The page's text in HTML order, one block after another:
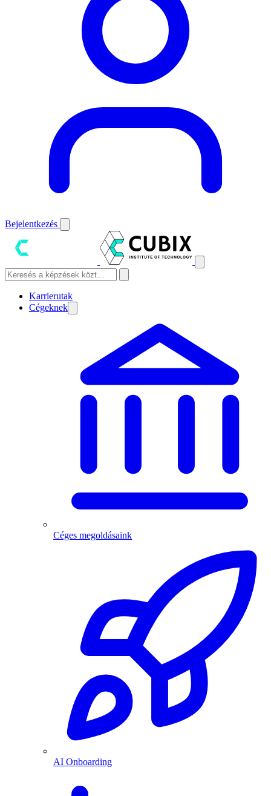
Bejelentkezés
Karrierutak
Cégeknek
Céges megoldásaink
AI Onboarding